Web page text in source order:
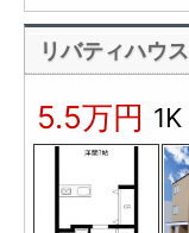
リバティハウス
5.5万円 1K